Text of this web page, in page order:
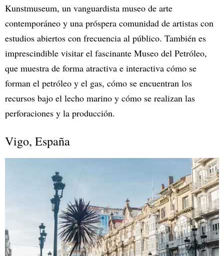
Kunstmuseum, un vanguardista museo de arte
contemporáneo y una próspera comunidad de artistas con
estudios abiertos con frecuencia al público. También es
imprescindible visitar el fascinante Museo del Petróleo,
que muestra de forma atractiva e interactiva cómo se
forman el petróleo y el gas, cómo se encuentran los
recursos bajo el lecho marino y cómo se realizan las
perforaciones y la producción.
Vigo, España